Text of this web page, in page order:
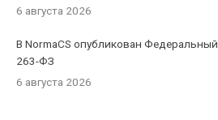
6 августа 2026
В NormaCS опубликован
263-ФЗ
6 августа 2026